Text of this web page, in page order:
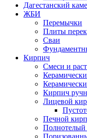
Дагестанский
ЖБИ
Перемычки
Плиты
Сваи
Кирпич
Cмеси и
Кирпич
Лицевой
Печной
Полнотелый